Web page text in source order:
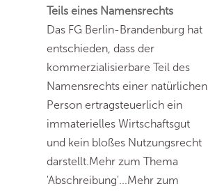
Teils eines Namensrechts
Das FG Berlin-Brandenburg hat
entschieden, dass der
kommerzialisierbare Teil des
Namensrechts einer natürlichen
Person ertragsteuerlich ein
immaterielles Wirtschaftsgut
und kein bloßes Nutzungsrecht
darstellt.Mehr zum Thema
'Abschreibung'...Mehr zum